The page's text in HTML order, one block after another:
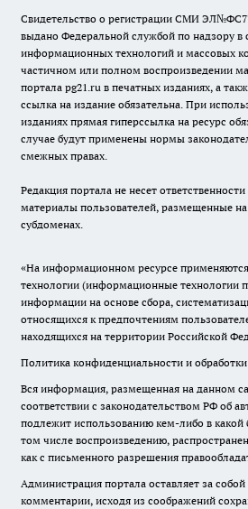
Свидетельство о регистрации СМИ
выдано Федеральной службой по надзору в
информационных технологий и массовых
частичном или полном воспроизведении
портала pg21.ru в печатных изданиях, а
ссылка на издание обязательна. При
изданиях прямая гиперссылка на ресурс
случае будут применены нормы
смежных правах.
Редакция портала не несет
материалы пользователей, размещенные на
субдоменах.
«На информационном ресурсе
технологии (информационные технологии
информации на основе сбора,
относящихся к предпочтениям
находящихся на территории Российской
Политика конфиденциальности и
Вся информация, размещенная на данном
соответствии с законодательством РФ об
подлежит использованию кем-либо в
том числе воспроизведению,
как с письменного разрешения
Администрация портала оставляет за
комментарии, исходя из соображений